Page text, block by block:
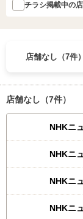
チラシ掲載中の
店舗なし（7件）
店舗なし（7件）
NHKニ
NHKニ
NHKニ
NHKニ